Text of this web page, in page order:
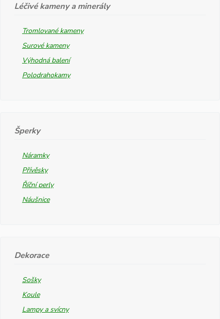
Léčivé kameny a minerály
Tromlované kameny
Surové kameny
Výhodná balení
Polodrahokamy
Šperky
Náramky
Přívěsky
Říční perly
Náušnice
Dekorace
Sošky
Koule
Lampy a svícny